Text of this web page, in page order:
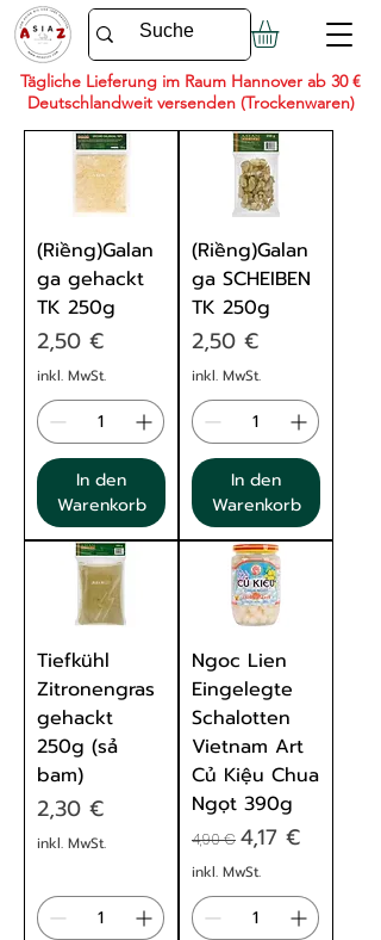
Tägliche Lieferung im Raum Hannover ab 30 €
Deutschlandweit versenden (Trockenwaren)
(Riềng)Galan
ga gehackt
TK 250g
Preis
2,50 €
inkl. MwSt.
In den
Warenkorb
(Riềng)Galan
ga SCHEIBEN
TK 250g
Preis
2,50 €
inkl. MwSt.
In den
Warenkorb
Tiefkühl
Zitronengras
gehackt
250g (sả
bam)
Preis
2,30 €
inkl. MwSt.
Ngoc Lien
Eingelegte
Schalotten
Vietnam Art
Củ Kiệu Chua
Ngọt 390g
Standardpreis
4,90 € Sale-Preis
4,17 €
inkl. MwSt.